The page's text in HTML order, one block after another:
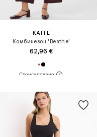
KAFFE
Комбинезон 'Beathe'
62,96 €